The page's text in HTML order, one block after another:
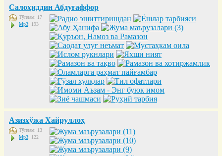
Салоҳиддин Абдуғаффор
Тўплам: 17
Mp3: 193
Азизхўжа Хайруллоҳ
Тўплам: 13
Mp3: 122